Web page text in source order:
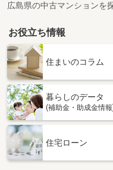
間取り
広島県広島市中区銀山町
価 格
専有面積
間取り
広島県広島市中区江波
住 所
広島県の中古マンションを
お役立ち情報
住まいのコラム
暮らしのデータ
(補助金・助成金情報
住宅ローン